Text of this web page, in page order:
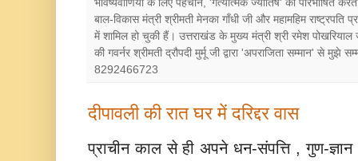
भविष्यवाणियों के लिए पहचान, 'गत्यात्मक ज्योतिष' को परिभाषित
बाल-विकास मंत्री श्रीमती मेनका गाँधी जी और महामहिम
में शामिल हो चुकी हैं। उत्तराखंड के मुख्य मंत्री श्री रमेश पोखरियाल
की गवर्नर श्रीमती द्रौपदी मुर्मू जी द्वारा 'अपराजिता सम्मान' से
8292466723
दीपावली की रात घर में दरिद्दर वास
प्राचीन काल से ही अपने धन-संपत्ति , गुण-